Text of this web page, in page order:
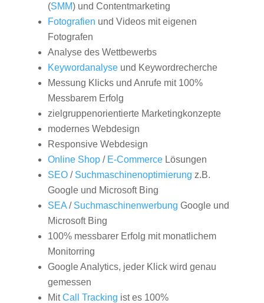
(SMM) und Contentmarketing
Fotografien und Videos mit eigenen
Fotografen
Analyse des Wettbewerbs
Keywordanalyseund Keywordrecherche
Messung Klicks und Anrufe mit 100%
Messbarem Erfolg
zielgruppenorientierte Marketingkonzepte
modernes Webdesign
Responsive Webdesign
Online Shop/ E-CommerceLösungen
SEO/ Suchmaschinenoptimierung z.B.
Google und Microsoft Bing
SEA/ Suchmaschinenwerbung Google und
Microsoft Bing
100% messbarer Erfolg mit monatlichem
Monitorring
Google Analytics, jeder Klick wird genau
gemessen
MitCall Tracking ist es 100%